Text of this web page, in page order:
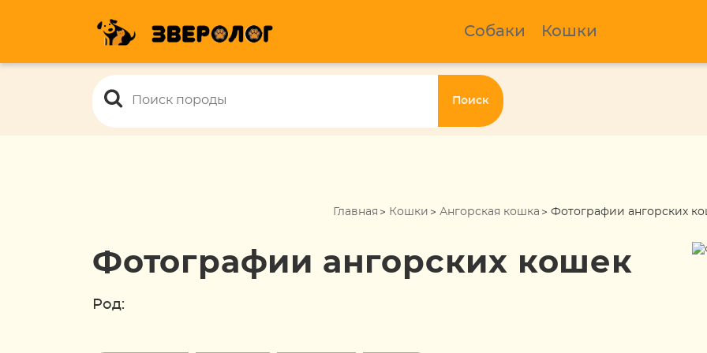
Собаки Кошки
Поиск
Главная Кошки Ангорская кошка Фотографии ангорских
Фотографии ангорских кошек
Род: